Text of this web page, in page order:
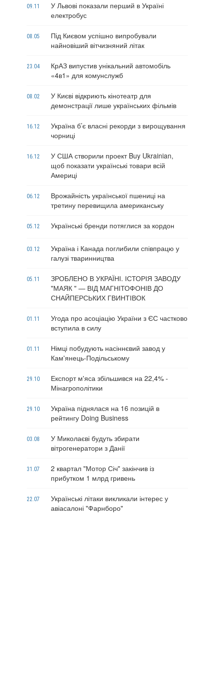
09.11
У Львові показали перший в Україні
електробус
08.05
Під Києвом успішно випробували
найновіший вітчизняний літак
23.04
КрАЗ випустив унікальний автомобіль
«4в1» для комунслужб
08.02
У Києві відкриють кінотеатр для
демонстрації лише українських фільмів
16.12
Україна б’є власні рекорди з вирощування
чорниці
16.12
У США створили проект Buy Ukrainian,
щоб показати українські товари всій
Америці
06.12
Врожайність української пшениці на
третину перевищила американську
05.12 Українські бренди потяглися за кордон
03.12
Україна і Канада поглибили співпрацю у
галузі тваринництва
05.11
ЗРОБЛЕНО В УКРАЇНІ. ІСТОРІЯ ЗАВОДУ
"МАЯК " — ВІД МАГНІТОФОНІВ ДО
СНАЙПЕРСЬКИХ ГВИНТІВОК
01.11
Угода про асоціацію України з ЄС частково
вступила в силу
01.11
Німці побудують насіннєвий завод у
Кам'янець-Подільському
29.10
Експорт м'яса збільшився на 22,4% -
Мінагрополітики
29.10
Україна піднялася на 16 позицій в
рейтингу Doing Business
03.08
У Миколаєві будуть збирати
вітрогенератори з Данії
31.07
2 квартал "Мотор Січ" закінчив із
прибутком 1 млрд гривень
22.07
Українські літаки викликали інтерес у
авіасалоні "Фарнборо"